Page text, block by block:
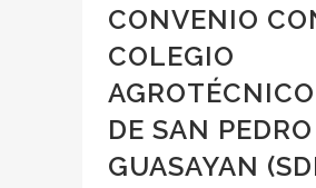
CONVENIO
COLEGIO
AGROTÉCNICO
DE SAN
GUASAYAN